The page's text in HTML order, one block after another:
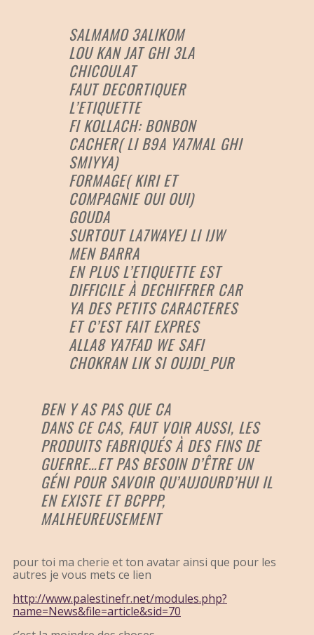
SALMAMO 3ALIKOM
LOU KAN JAT GHI 3LA
CHICOULAT
FAUT DECORTIQUER
L’ETIQUETTE
FI KOLLACH: BONBON
CACHER( LI B9A YA7MAL GHI
SMIYYA)
FORMAGE( KIRI ET
COMPAGNIE OUI OUI)
GOUDA
SURTOUT LA7WAYEJ LI IJW
MEN BARRA
EN PLUS L’ETIQUETTE EST
DIFFICILE À DECHIFFRER CAR
YA DES PETITS CARACTERES
ET C’EST FAIT EXPRES
ALLA8 YA7FAD WE SAFI
CHOKRAN LIK SI OUJDI_PUR
BEN Y AS PAS QUE CA
DANS CE CAS, FAUT VOIR AUSSI, LES
PRODUITS FABRIQUÉS À DES FINS DE
GUERRE…ET PAS BESOIN D’ÊTRE UN
GÉNI POUR SAVOIR QU’AUJOURD’HUI IL
EN EXISTE ET BCPPP,
MALHEUREUSEMENT
pour toi ma cherie et ton avatar ainsi que pour les
autres je vous mets ce lien
http://www.palestinefr.net/modules.php?
name=News&file=article&sid=70